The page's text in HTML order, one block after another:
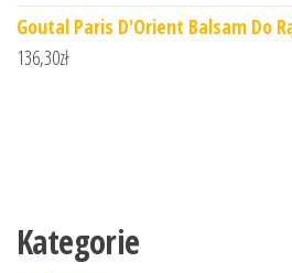
Goutal Paris D'Orient Balsam Do
136,30zł
Kategorie